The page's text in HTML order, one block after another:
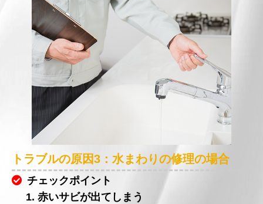
トラブルの原因3：水まわりの修理の場合
チェックポイント
1. 赤いサビが出てしまう